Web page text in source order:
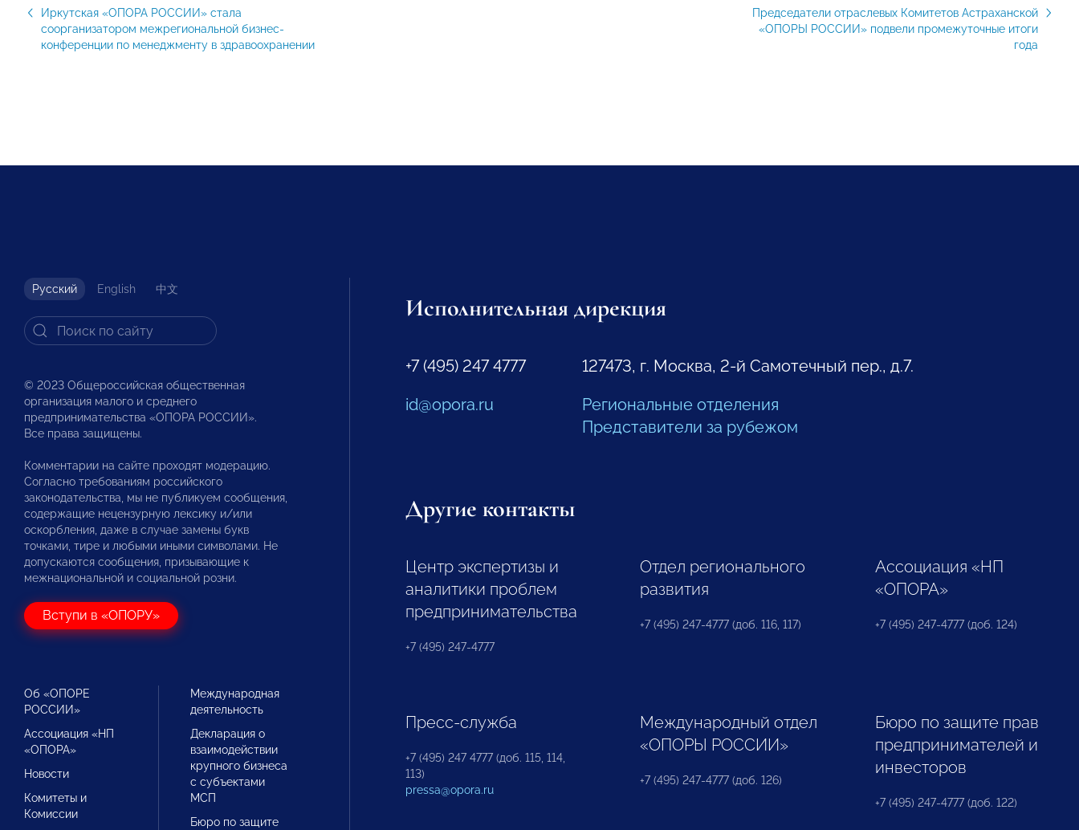
Иркутская «ОПОРА РОССИИ» стала
соорганизатором межрегиональной бизнес-
конференции по менеджменту в здравоохранении
Председатели отраслевых Комитетов Астраханской
«ОПОРЫ РОССИИ» подвели промежуточные итоги
года
Русский English 中文
© 2023 Общероссийская общественная
организация малого и среднего
предпринимательства «ОПОРА РОССИИ».
Все права защищены.
Комментарии на сайте проходят модерацию.
Согласно требованиям российского
законодательства, мы не публикуем сообщения,
содержащие нецензурную лексику и/или
оскорбления, даже в случае замены букв
точками, тире и любыми иными символами. Не
допускаются сообщения, призывающие к
межнациональной и социальной розни.
Вступи в «ОПОРУ»
Об «ОПОРЕ
РОССИИ»
Ассоциация «НП
«ОПОРА»
Новости
Комитеты и
Комиссии
Международная
деятельность
Декларация о
взаимодействии
крупного бизнеса
с субъектами
МСП
Бюро по защите
Исполнительная дирекция
+7 (495) 247 4777
id@opora.ru
127473, г. Москва, 2-й Самотечный пер., д.7.
Региональные отделения
Представители за рубежом
Другие контакты
Центр экспертизы и
аналитики проблем
предпринимательства
+7 (495) 247-4777
Отдел регионального
развития
+7 (495) 247-4777 (доб. 116, 117)
Ассоциация «НП
«ОПОРА»
+7 (495) 247-4777 (доб. 124)
Пресс-служба
+7 (495) 247 4777 (доб. 115, 114,
113)
pressa@opora.ru
Международный отдел
«ОПОРЫ РОССИИ»
+7 (495) 247-4777 (доб. 126)
Бюро по защите прав
предпринимателей и
инвесторов
+7 (495) 247-4777 (доб. 122)